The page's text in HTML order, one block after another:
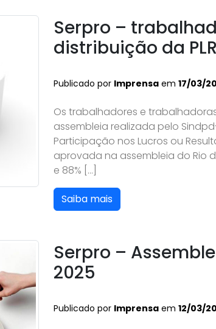
Serpro –
distribuição da
Publicado por Imprensa em 17/03/
Os trabalhadores e
assembleia realizada pelo
Participação nos Lucros ou
aprovada na assembleia do Rio
e 88% […]
Saiba mais
Serpro –
2025
Publicado por Imprensa em 12/03/